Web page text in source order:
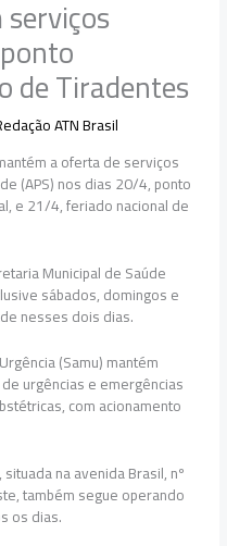
de Tiradentes
ATN Brasil
a oferta de serviços
(APS) nos dias 20/4, ponto
e 21/4, feriado nacional de
Municipal de Saúde
sábados, domingos e
nesses dois dias.
(Samu) mantém
urgências e emergências
com acionamento
na avenida Brasil, nº
também segue operando
os dias.